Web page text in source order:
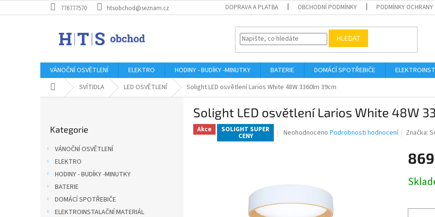
na
776777570 htsobchod@seznam.cz DOPRAVA A PLATBA OBCHODNÍ PODMÍNKY PODMÍNKY OCHRANY
HLEDAT
VÁNOČNÍ OSVĚTLENÍ ELEKTRO HODINY - BUDÍKY -MINUTKY BATERIE DOMÁCÍ SPOTŘEBIČE
Domů SVÍTIDLA LED OSVĚTLENÍ Solight LED osvětlení Larios White 48W 3360lm 39cm
kategorie
Kategorie
VÁNOČNÍ OSVĚTLENÍ
ELEKTRO
HODINY - BUDÍKY -MINUTKY
BATERIE
DOMÁCÍ SPOTŘEBIČE
ELEKTROINSTALAČNÍ MATERIÁL
Solight LED osvětlení Larios White 48W
Akce SOLIGHT SUPER
CENY
Průměrné
Neohodnoceno Podrobnosti hodnocení Značka:
cena: